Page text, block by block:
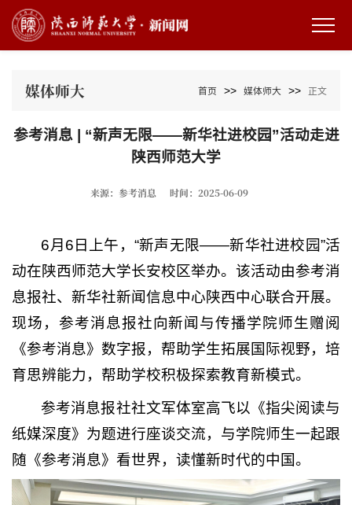
媒体师大 首页 >> 媒体师大 >> 正文
参考消息 | “新声无限——新华社进校园”活动走进
陕西师范大学
来源：参考消息 时间：2025-06-09
6月6日上午，“新声无限——新华社进校园”活
动在陕西师范大学长安校区举办。该活动由参考消
息报社、新华社新闻信息中心陕西中心联合开展。
现场，参考消息报社向新闻与传播学院师生赠阅
《参考消息》数字报，帮助学生拓展国际视野，培
育思辨能力，帮助学校积极探索教育新模式。
参考消息报社社文军体室高飞以《指尖阅读与
纸媒深度》为题进行座谈交流，与学院师生一起跟
随《参考消息》看世界，读懂新时代的中国。